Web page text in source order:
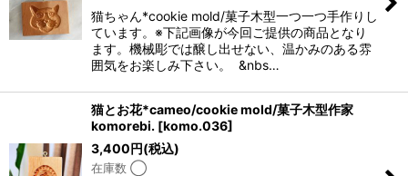
猫ちゃん*cookie mold/菓子木型一つ一つ手作りし
ています。※下記画像が今回ご提供の商品となり
ます。機械彫では醸し出せない、温かみのある雰
囲気をお楽しみ下さい。 &nbs…
猫とお花*cameo/cookie mold/菓子木型作家
komorebi. [komo.036]
3,400円(税込)
在庫数 ◯